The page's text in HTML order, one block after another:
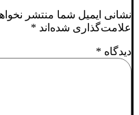
نشانی ایمیل شما منتشر
علامت‌گذاری شده‌اند *
دیدگاه *